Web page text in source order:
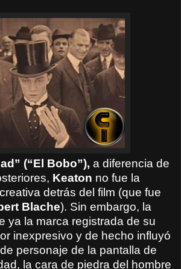
(“El Bobo”), a diferencia de
Keaton no fue la
detrás del film (que fue
Blache). Sin embargo, la
ya la marca registrada de su
inexpresivo y de hecho influyó
personaje de la pantalla de
la cara de piedra del hombre